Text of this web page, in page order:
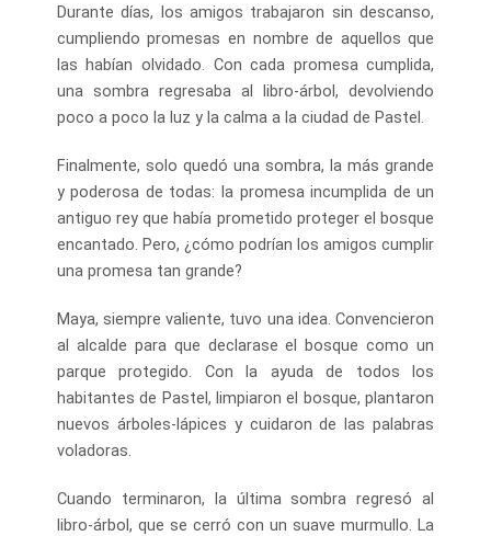
Durante días, los amigos trabajaron sin descanso,
cumpliendo promesas en nombre de aquellos que
las habían olvidado. Con cada promesa cumplida,
una sombra regresaba al libro-árbol, devolviendo
poco a poco la luz y la calma a la ciudad de Pastel.
Finalmente, solo quedó una sombra, la más grande
y poderosa de todas: la promesa incumplida de un
antiguo rey que había prometido proteger el bosque
encantado. Pero, ¿cómo podrían los amigos cumplir
una promesa tan grande?
Maya, siempre valiente, tuvo una idea. Convencieron
al alcalde para que declarase el bosque como un
parque protegido. Con la ayuda de todos los
habitantes de Pastel, limpiaron el bosque, plantaron
nuevos árboles-lápices y cuidaron de las palabras
voladoras.
Cuando terminaron, la última sombra regresó al
libro-árbol, que se cerró con un suave murmullo. La